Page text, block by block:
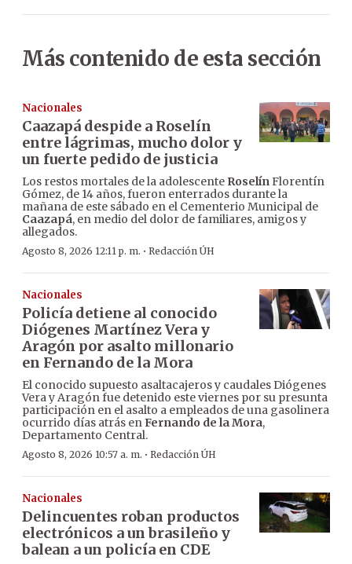
Más contenido de esta sección
Nacionales
Caazapá despide a Roselín
entre lágrimas, mucho dolor y
un fuerte pedido de justicia
Los restos mortales de la adolescente RoselínFlorentín
Gómez, de 14 años, fueron enterrados durante la
mañana de este sábado en el Cementerio Municipal de
Caazapá, en medio del dolor de familiares, amigos y
allegados.
Agosto 8, 2026 12:11 p. m. · Redacción ÚH
Nacionales
Policía detiene al conocido
Diógenes Martínez Vera y
Aragón por asalto millonario
en Fernando de la Mora
El conocido supuesto asaltacajeros y caudales Diógenes
Vera y Aragón fue detenido este viernes por su presunta
participación en el asalto a empleados de una gasolinera
ocurrido días atrás enFernando de la Mora,
Departamento Central.
Agosto 8, 2026 10:57 a. m. · Redacción ÚH
Nacionales
Delincuentes roban productos
electrónicos a un brasileño y
balean a un policía en CDE